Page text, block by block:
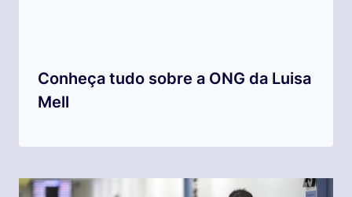
Conheça tudo sobre a ONG da Luisa
Mell